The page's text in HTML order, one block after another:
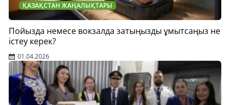
ҚАЗАҚСТАН ЖАҢАЛЫҚТАРЫ
Пойызда немесе вокзалда затыңызды ұмытсаңыз не
істеу керек?
01.04.2026